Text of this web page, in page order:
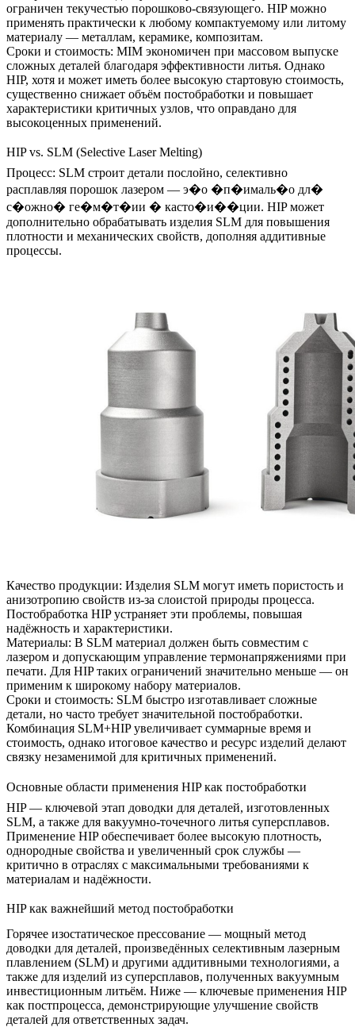
ограничен текучестью порошково-связующего. HIP можно
применять практически к любому компактуемому или литому
материалу — металлам, керамике, композитам.
Сроки и стоимость: MIM экономичен при массовом выпуске
сложных деталей благодаря эффективности литья. Однако
HIP, хотя и может иметь более высокую стартовую стоимость,
существенно снижает объём постобработки и повышает
характеристики критичных узлов, что оправдано для
высокоценных применений.
HIP vs. SLM (Selective Laser Melting)
Процесс: SLM строит детали послойно, селективно
расплавляя порошок лазером — э�о �п�ималь�о дл�
с�ожно� ге�м�т�ии � касто�и��ции. HIP может
дополнительно обрабатывать изделия SLM для повышения
плотности и механических свойств, дополняя аддитивные
процессы.
Качество продукции: Изделия SLM могут иметь пористость и
анизотропию свойств из-за слоистой природы процесса.
Постобработка HIP устраняет эти проблемы, повышая
надёжность и характеристики.
Материалы: В SLM материал должен быть совместим с
лазером и допускающим управление термонапряжениями при
печати. Для HIP таких ограничений значительно меньше — он
применим к широкому набору материалов.
Сроки и стоимость: SLM быстро изготавливает сложные
детали, но часто требует значительной постобработки.
Комбинация SLM+HIP увеличивает суммарные время и
стоимость, однако итоговое качество и ресурс изделий делают
связку незаменимой для критичных применений.
Основные области применения HIP как постобработки
HIP — ключевой этап доводки для деталей, изготовленных
SLM, а также для вакуумно-точечного литья суперсплавов.
Применение HIP обеспечивает более высокую плотность,
однородные свойства и увеличенный срок службы —
критично в отраслях с максимальными требованиями к
материалам и надёжности.
HIP как важнейший метод постобработки
Горячее изостатическое прессование — мощный метод
доводки для деталей, произведённых селективным лазерным
плавлением (SLM) и другими аддитивными технологиями, а
также для изделий из суперсплавов, полученных вакуумным
инвестиционным литьём. Ниже — ключевые применения HIP
как постпроцесса, демонстрирующие улучшение свойств
деталей для ответственных задач.